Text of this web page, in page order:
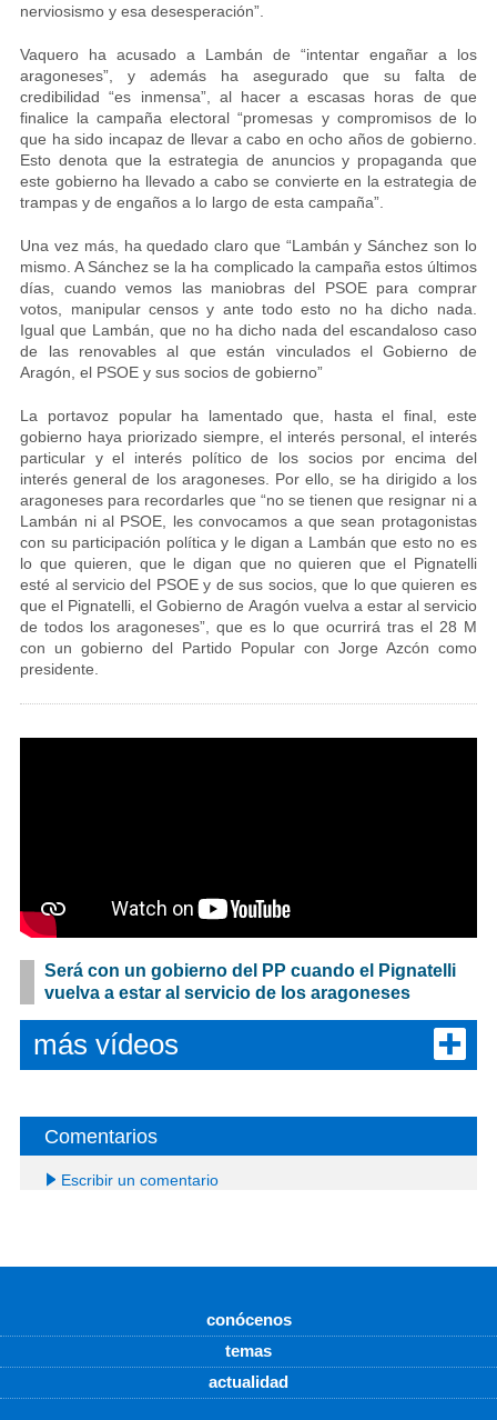
nerviosismo y esa desesperación”.
Vaquero ha acusado a Lambán de “intentar engañar a los
aragoneses”, y además ha asegurado que su falta de
credibilidad “es inmensa”, al hacer a escasas horas de que
finalice la campaña electoral “promesas y compromisos de lo
que ha sido incapaz de llevar a cabo en ocho años de gobierno.
Esto denota que la estrategia de anuncios y propaganda que
este gobierno ha llevado a cabo se convierte en la estrategia de
trampas y de engaños a lo largo de esta campaña”.
Una vez más, ha quedado claro que “Lambán y Sánchez son lo
mismo. A Sánchez se la ha complicado la campaña estos últimos
días, cuando vemos las maniobras del PSOE para comprar
votos, manipular censos y ante todo esto no ha dicho nada.
Igual que Lambán, que no ha dicho nada del escandaloso caso
de las renovables al que están vinculados el Gobierno de
Aragón, el PSOE y sus socios de gobierno”
La portavoz popular ha lamentado que, hasta el final, este
gobierno haya priorizado siempre, el interés personal, el interés
particular y el interés político de los socios por encima del
interés general de los aragoneses. Por ello, se ha dirigido a los
aragoneses para recordarles que “no se tienen que resignar ni a
Lambán ni al PSOE, les convocamos a que sean protagonistas
con su participación política y le digan a Lambán que esto no es
lo que quieren, que le digan que no quieren que el Pignatelli
esté al servicio del PSOE y de sus socios, que lo que quieren es
que el Pignatelli, el Gobierno de Aragón vuelva a estar al servicio
de todos los aragoneses”, que es lo que ocurrirá tras el 28 M
con un gobierno del Partido Popular con Jorge Azcón como
presidente.
Será con un gobierno del PP cuando el Pignatelli
vuelva a estar al servicio de los aragoneses
más vídeos
Comentarios
Escribir un comentario
conócenos
temas
actualidad